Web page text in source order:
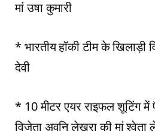
मां उषा कुमारी
* भारतीय हॉकी टीम के खिलाड़ी
देवी
* 10 मीटर एयर राइफल शूटिंग में
विजेता अवनि लेखरा की मां श्वेता